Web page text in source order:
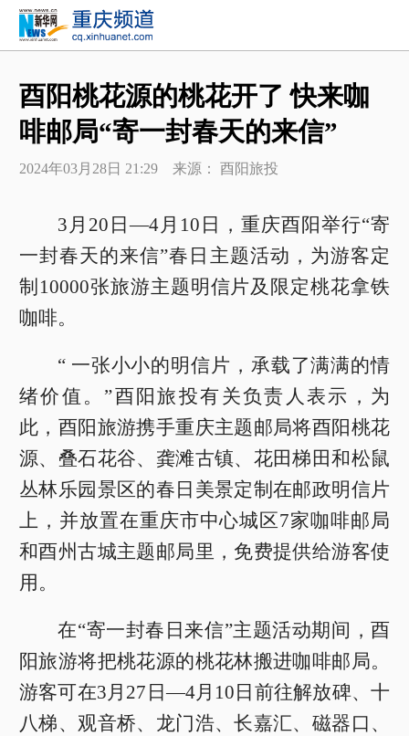
酉阳桃花源的桃花开了 快来咖
啡邮局“寄一封春天的来信”
2024年03月28日 21:29 来源： 酉阳旅投
3月20日—4月10日，重庆酉阳举行“寄
一封春天的来信”春日主题活动，为游客定
制10000张旅游主题明信片及限定桃花拿铁
咖啡。
“ 一张小小的明信片，承载了满满的情
绪价值。”酉阳旅投有关负责人表示，为
此，酉阳旅游携手重庆主题邮局将酉阳桃花
源、叠石花谷、龚滩古镇、花田梯田和松鼠
丛林乐园景区的春日美景定制在邮政明信片
上，并放置在重庆市中心城区7家咖啡邮局
和酉州古城主题邮局里，免费提供给游客使
用。
在“寄一封春日来信”主题活动期间，酉
阳旅游将把桃花源的桃花林搬进咖啡邮局。
游客可在3月27日—4月10日前往解放碑、十
八梯、观音桥、龙门浩、长嘉汇、磁器口、